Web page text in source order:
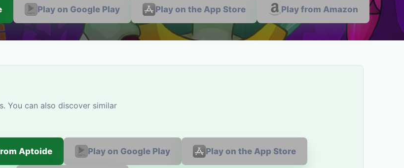
Play on Google Play Play on the App Store Play from Amazon
You can also discover similar
Aptoide Play on Google Play Play on the App Store